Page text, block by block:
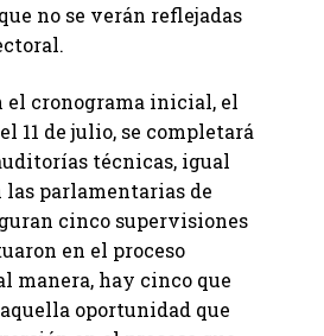
no se verán reflejadas
el cronograma inicial, el
11 de julio, se completará
técnicas, igual
las parlamentarias de
cinco supervisiones
en el proceso
manera, hay cinco que
oportunidad que